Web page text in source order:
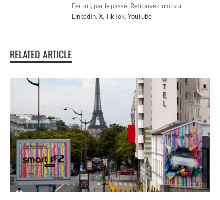
Ferrari, par le passé. Retrouvez-moi sur
LinkedIn, X, TikTok, YouTube
RELATED ARTICLE